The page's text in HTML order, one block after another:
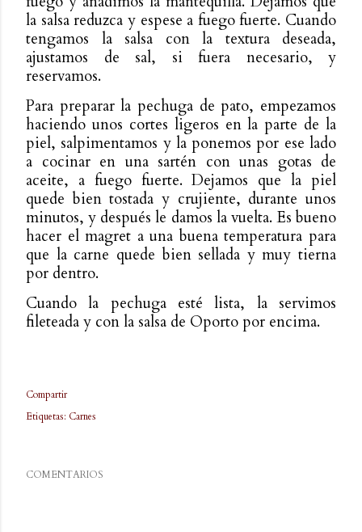
la salsa reduzca y espese a fuego fuerte. Cuando
tengamos la salsa con la textura deseada,
ajustamos de sal, si fuera necesario, y
reservamos.
Para preparar la pechuga de pato, empezamos
haciendo unos cortes ligeros en la parte de la
piel, salpimentamos y la ponemos por ese lado
a cocinar en una sartén con unas gotas de
aceite, a fuego fuerte. Dejamos que la piel
quede bien tostada y crujiente, durante unos
minutos, y después le damos la vuelta. Es bueno
hacer el magret a una buena temperatura para
que la carne quede bien sellada y muy tierna
por dentro.
Cuando la pechuga esté lista, la servimos
fileteada y con la salsa de Oporto por encima.
Compartir
Etiquetas: Carnes
COMENTARIOS